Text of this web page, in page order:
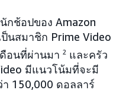
กช้อปของ Amazon
นสมาชิก Prime Video
อนที่ผ่านมา 2 และครัว
มีแนวโน้มที่จะมี
150,000 ดอลลาร์